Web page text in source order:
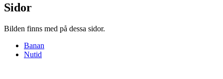
Sidor
Bilden finns med på dessa sidor.
Banan
Nutid